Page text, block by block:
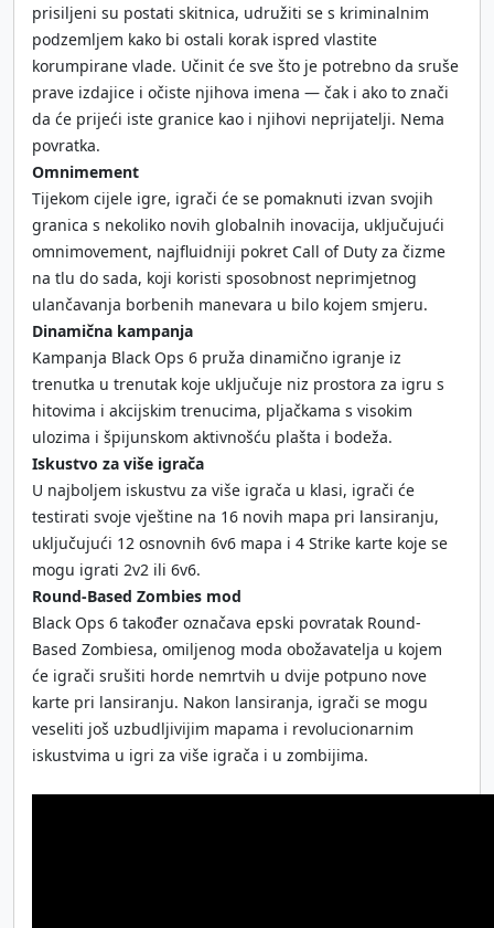
prisiljeni su postati skitnica, udružiti se s kriminalnim
podzemljem kako bi ostali korak ispred vlastite
korumpirane vlade. Učinit će sve što je potrebno da sruše
prave izdajice i očiste njihova imena — čak i ako to znači
da će prijeći iste granice kao i njihovi neprijatelji. Nema
povratka.
Omnimement
Tijekom cijele igre, igrači će se pomaknuti izvan svojih
granica s nekoliko novih globalnih inovacija, uključujući
omnimovement, najfluidniji pokret Call of Duty za čizme
na tlu do sada, koji koristi sposobnost neprimjetnog
ulančavanja borbenih manevara u bilo kojem smjeru.
Dinamična kampanja
Kampanja Black Ops 6 pruža dinamično igranje iz
trenutka u trenutak koje uključuje niz prostora za igru ​​s
hitovima i akcijskim trenucima, pljačkama s visokim
ulozima i špijunskom aktivnošću plašta i bodeža.
Iskustvo za više igrača
U najboljem iskustvu za više igrača u klasi, igrači će
testirati svoje vještine na 16 novih mapa pri lansiranju,
uključujući 12 osnovnih 6v6 mapa i 4 Strike karte koje se
mogu igrati 2v2 ili 6v6.
Round-Based Zombies mod
Black Ops 6 također označava epski povratak Round-
Based Zombiesa, omiljenog moda obožavatelja u kojem
će igrači srušiti horde nemrtvih u dvije potpuno nove
karte pri lansiranju. Nakon lansiranja, igrači se mogu
veseliti još uzbudljivijim mapama i revolucionarnim
iskustvima u igri za više igrača i u zombijima.